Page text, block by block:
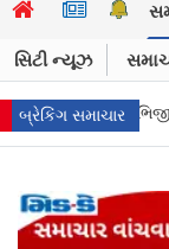
સિટી ન્યૂઝ
બ્રેકિંગ સમાચાર
બહાર શરૂ કરી ભૂખ હડતાળ